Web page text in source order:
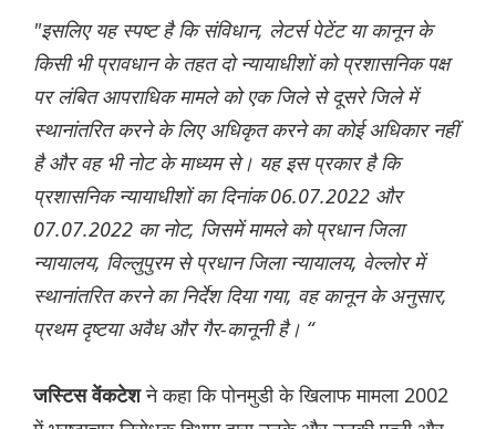
"इसलिए यह स्पष्ट है कि संविधान, लेटर्स पेटेंट या कानून के
किसी भी प्रावधान के तहत दो न्यायाधीशों को प्रशासनिक पक्ष
पर लंबित आपराधिक मामले को एक जिले से दूसरे जिले में
स्थानांतरित करने के लिए अधिकृत करने का कोई अधिकार नहीं
है और वह भी नोट के माध्यम से। यह इस प्रकार है कि
प्रशासनिक न्यायाधीशों का दिनांक 06.07.2022 और
07.07.2022 का नोट, जिसमें मामले को प्रधान जिला
न्यायालय, विल्लुपुरम से प्रधान जिला न्यायालय, वेल्लोर में
स्थानांतरित करने का निर्देश दिया गया, वह कानून के अनुसार,
प्रथम दृष्टया अवैध और गैर-कानूनी है। “
जस्टिस वेंकटेशने कहा कि पोनमुडी के खिलाफ मामला 2002